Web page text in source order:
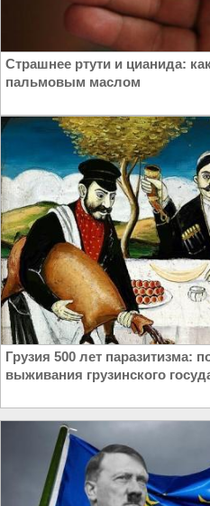
Страшнее ртути и цианида:
пальмовым маслом
Грузия 500 лет паразитизма:
выживания грузинского